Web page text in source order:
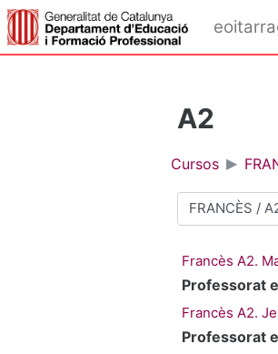
Ves al contingut principal
A2
Cursos
Categories de
Francès A2.
Professorat
Francès A2.
Professorat